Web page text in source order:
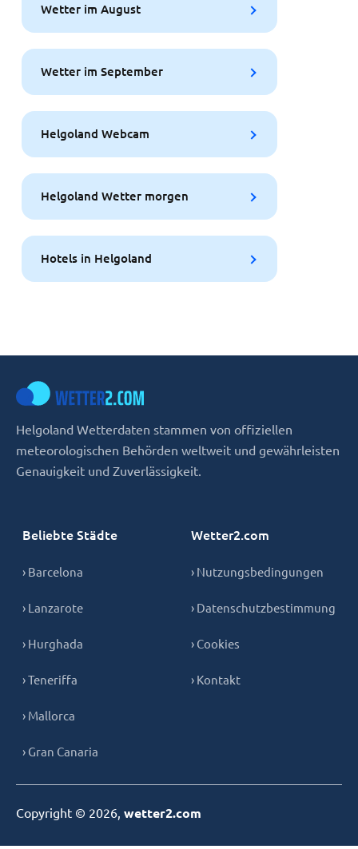
Wetter im August
Wetter im September
Helgoland Webcam
Helgoland Wetter morgen
Hotels in Helgoland
Helgoland Wetterdaten stammen von offiziellen
meteorologischen Behörden weltweit und gewährleisten
Genauigkeit und Zuverlässigkeit.
Beliebte Städte
› Barcelona
› Lanzarote
› Hurghada
› Teneriffa
› Mallorca
› Gran Canaria
Wetter2.com
› Nutzungsbedingungen
› Datenschutzbestimmung
› Cookies
› Kontakt
Copyright © 2026, wetter2.com